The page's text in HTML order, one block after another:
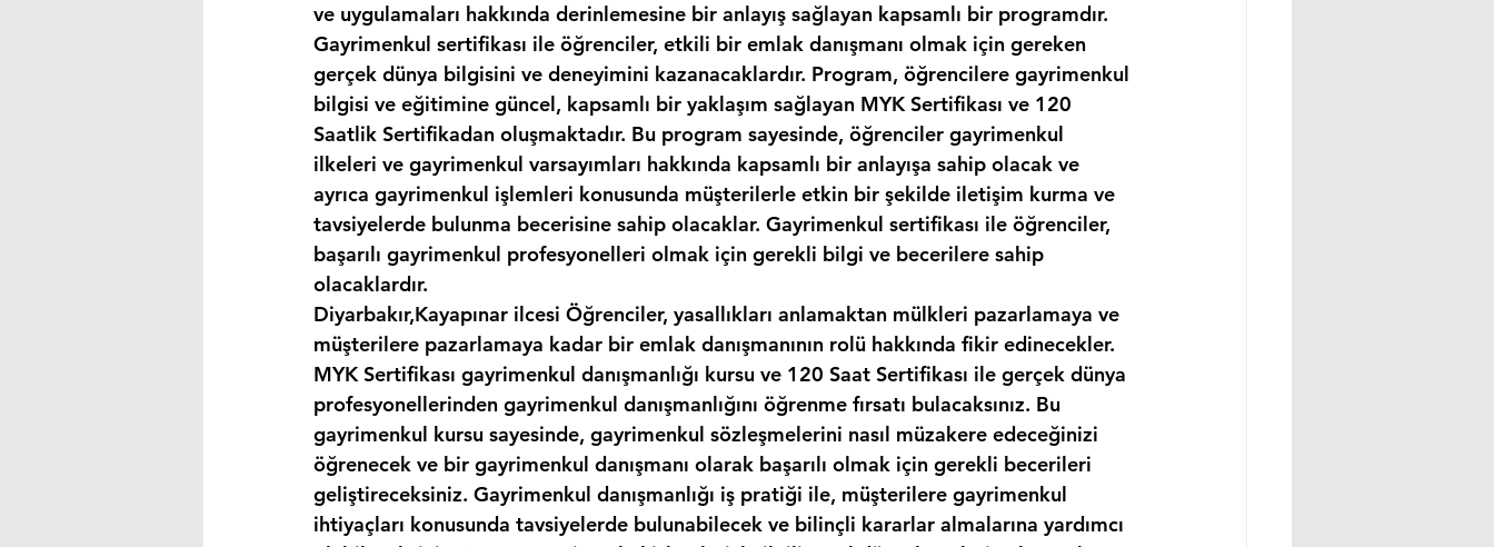
ve uygulamaları hakkında derinlemesine bir anlayış sağlayan kapsamlı bir programdır.
Gayrimenkul sertifikası ile öğrenciler, etkili bir emlak danışmanı olmak için gereken
gerçek dünya bilgisini ve deneyimini kazanacaklardır. Program, öğrencilere gayrimenkul
bilgisi ve eğitimine güncel, kapsamlı bir yaklaşım sağlayan MYK Sertifikası ve 120
Saatlik Sertifikadan oluşmaktadır. Bu program sayesinde, öğrenciler gayrimenkul
ilkeleri ve gayrimenkul varsayımları hakkında kapsamlı bir anlayışa sahip olacak ve
ayrıca gayrimenkul işlemleri konusunda müşterilerle etkin bir şekilde iletişim kurma ve
tavsiyelerde bulunma becerisine sahip olacaklar. Gayrimenkul sertifikası ile öğrenciler,
başarılı gayrimenkul profesyonelleri olmak için gerekli bilgi ve becerilere sahip
olacaklardır.
Diyarbakır,Kayapınar ilcesi Öğrenciler, yasallıkları anlamaktan mülkleri pazarlamaya ve
müşterilere pazarlamaya kadar bir emlak danışmanının rolü hakkında fikir edinecekler.
MYK Sertifikası gayrimenkul danışmanlığı kursu ve 120 Saat Sertifikası ile gerçek dünya
profesyonellerinden gayrimenkul danışmanlığını öğrenme fırsatı bulacaksınız. Bu
gayrimenkul kursu sayesinde, gayrimenkul sözleşmelerini nasıl müzakere edeceğinizi
öğrenecek ve bir gayrimenkul danışmanı olarak başarılı olmak için gerekli becerileri
geliştireceksiniz. Gayrimenkul danışmanlığı iş pratiği ile, müşterilere gayrimenkul
ihtiyaçları konusunda tavsiyelerde bulunabilecek ve bilinçli kararlar almalarına yardımcı